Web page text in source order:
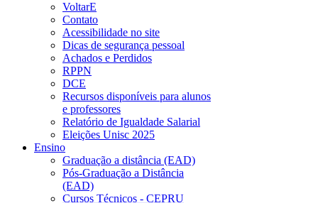
VoltarE
Contato
Acessibilidade no site
Dicas de segurança pessoal
Achados e Perdidos
RPPN
DCE
Recursos disponíveis para alunos
e professores
Relatório de Igualdade Salarial
Eleições Unisc 2025
Ensino
Graduação a distância (EAD)
Pós-Graduação a Distância
(EAD)
Cursos Técnicos - CEPRU